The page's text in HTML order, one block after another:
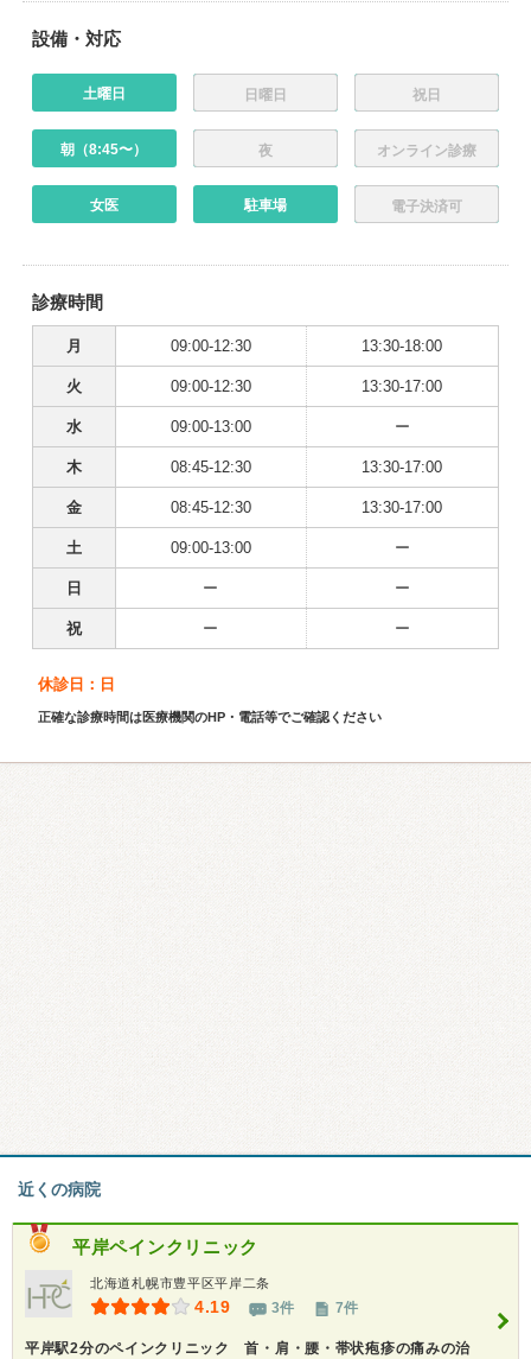
設備・対応
土曜日 日曜日 祝日
朝（8:45〜） 夜 オンライン診療
女医 駐車場 電子決済可
診療時間
月 09:00-12:30 13:30-18:00
火 09:00-12:30 13:30-17:00
水 09:00-13:00 ー
木 08:45-12:30 13:30-17:00
金 08:45-12:30 13:30-17:00
土 09:00-13:00 ー
日 ー ー
祝 ー ー
休診日：日
正確な診療時間は医療機関のHP・電話等でご確認ください
近くの病院
平岸ペインクリニック
北海道札幌市豊平区平岸二条
4.19 3件 7件
平岸駅2分のペインクリニック 首・肩・腰・帯状疱疹の痛みの治